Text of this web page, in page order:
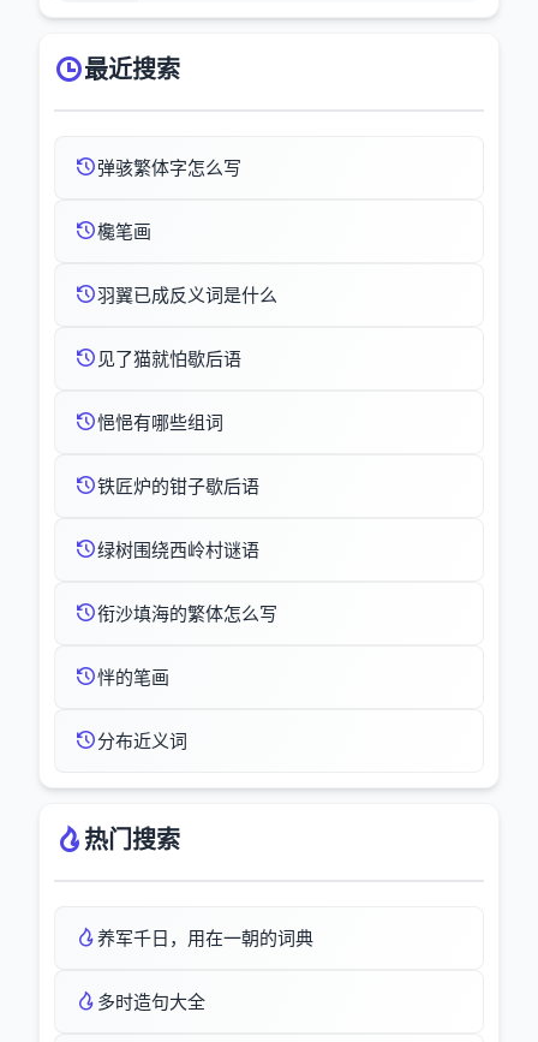
最近搜索
弹骇繁体字怎么写
欃笔画
羽翼已成反义词是什么
见了猫就怕歇后语
悒悒有哪些组词
铁匠炉的钳子歇后语
绿树围绕西岭村谜语
衔沙填海的繁体怎么写
怑的笔画
分布近义词
热门搜索
养军千日，用在一朝的词典
多时造句大全